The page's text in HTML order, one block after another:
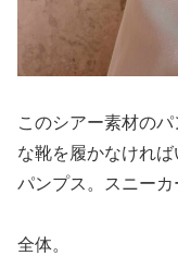
このシアー素材の
な靴を履かなけれ
パンプス。スニーカ
全体。